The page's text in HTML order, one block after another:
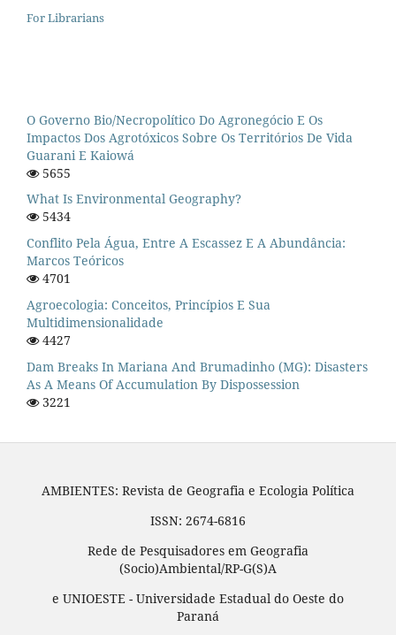
For Librarians
O Governo Bio/necropolítico Do Agronegócio E Os
Impactos Dos Agrotóxicos Sobre Os Territórios De Vida
Guarani E Kaiowá
5655
What Is Environmental Geography?
5434
Conflito Pela Água, Entre A Escassez E A Abundância:
Marcos Teóricos
4701
Agroecologia: Conceitos, Princípios E Sua
Multidimensionalidade
4427
Dam Breaks In Mariana And Brumadinho (MG): Disasters
As A Means Of Accumulation By Dispossession
3221
AMBIENTES: Revista de Geografia e Ecologia Política
ISSN: 2674-6816
Rede de Pesquisadores em Geografia
(Socio)Ambiental/RP-G(S)A
e UNIOESTE - Universidade Estadual do Oeste do
Paraná